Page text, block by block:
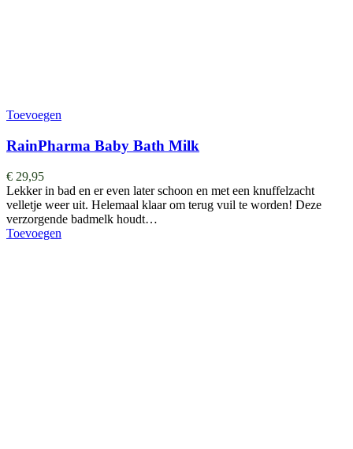
Toevoegen
RainPharma Baby Bath Milk
€ 29,95
Lekker in bad en er even later schoon en met een knuffelzacht
velletje weer uit. Helemaal klaar om terug vuil te worden! Deze
verzorgende badmelk houdt…
Toevoegen